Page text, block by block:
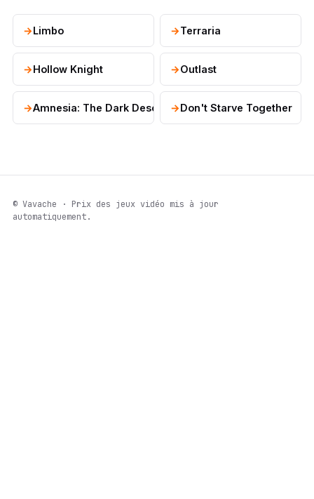
Limbo Terraria
Hollow Knight Outlast
Amnesia: The Dark Descent Don't Starve Together
© Vavache · Prix des jeux vidéo mis à jour
automatiquement.